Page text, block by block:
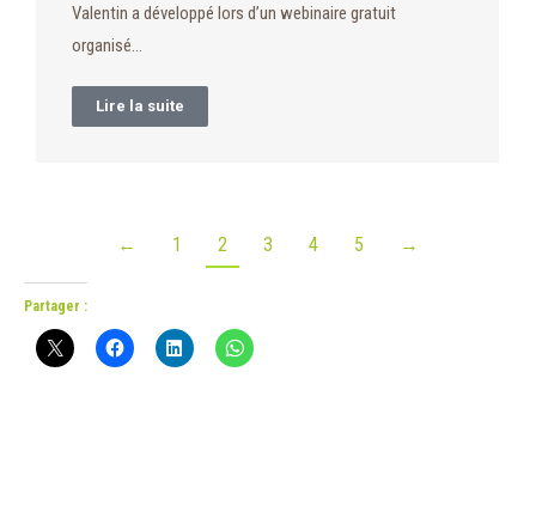
Valentin a développé lors d’un webinaire gratuit
organisé…
Lire la suite
← 1 2 3 4 5 →
Partager :